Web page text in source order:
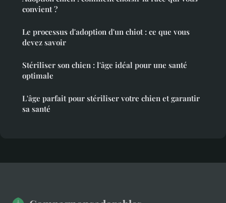
convient ?
Le processus d'adoption d'un chiot : ce que vous
devez savoir
Stériliser son chien : l'âge idéal pour une santé
optimale
L'âge parfait pour stériliser votre chien et garantir
sa santé